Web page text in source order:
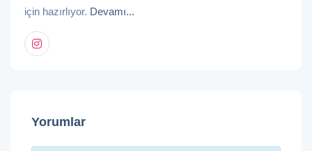
için hazırlıyor. Devamı...
Yorumlar